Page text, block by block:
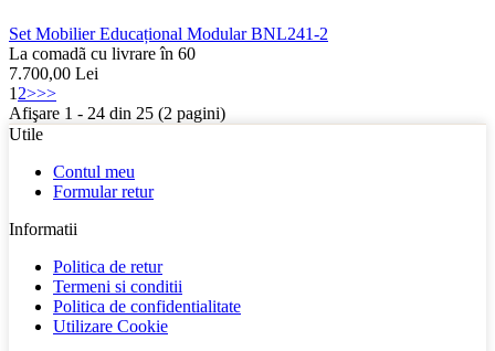
Set Mobilier Educațional Modular BNL241-2
La comadã cu livrare în 60
7.700,00 Lei
1 2>>>
Afişare 1 - 24 din 25 (2 pagini)
Utile
Contul meu
Formular retur
Informatii
Politica de retur
Termeni si conditii
Politica de confidentialitate
Utilizare Cookie